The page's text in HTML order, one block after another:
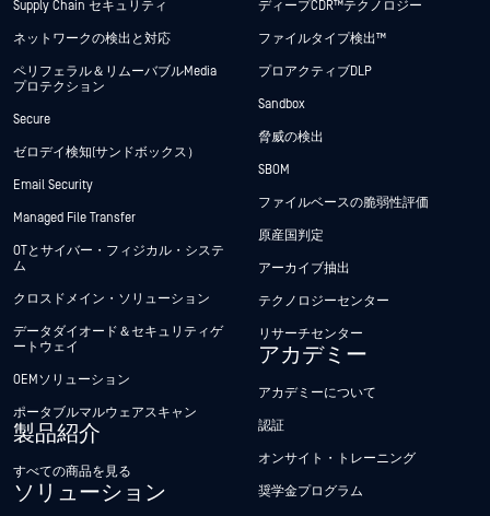
Supply Chain セキュリティ
ネットワークの検出と対応
ペリフェラル＆リムーバブルMedia
プロテクション
Secure
ゼロデイ検知(サンドボックス）
Email Security
Managed File Transfer
OTとサイバー・フィジカル・システ
ム
クロスドメイン・ソリューション
データダイオード＆セキュリティゲ
ートウェイ
OEMソリューション
ポータブルマルウェアスキャン
製品紹介
すべての商品を見る
ソリューション
ディープCDR™テクノロジー
ファイルタイプ検出™
プロアクティブDLP
Sandbox
脅威の検出
SBOM
ファイルベースの脆弱性評価
原産国判定
アーカイブ抽出
テクノロジーセンター
リサーチセンター
アカデミー
アカデミーについて
認証
オンサイト・トレーニング
奨学金プログラム